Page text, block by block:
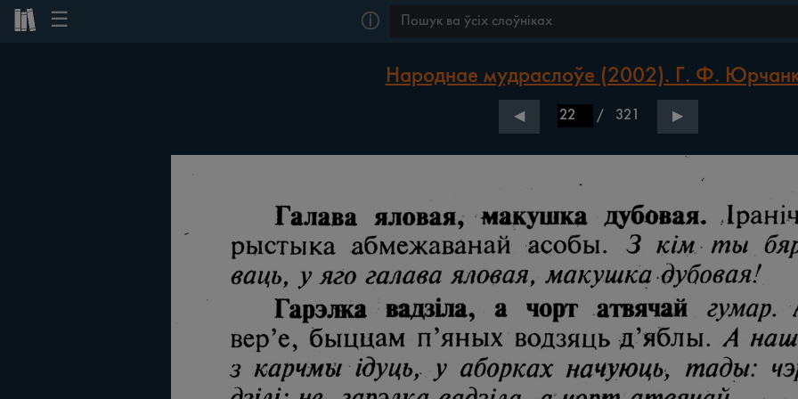
☰ ⓘ
Народнае мудраслоўе (2002). Г. Ф.
◀ / 321 ▶